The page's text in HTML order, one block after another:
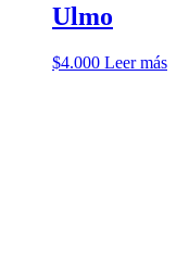
Ulmo
$4.000 Leer más